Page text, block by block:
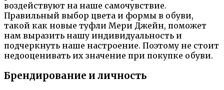
воздействуют на наше самочувствие.
Правильный выбор цвета и формы в обуви,
такой как новые туфли Мери Джейн, поможет
нам выразить нашу индивидуальность и
подчеркнуть наше настроение. Поэтому не стоит
недооценивать их значение при покупке обуви.
Брендирование и личность